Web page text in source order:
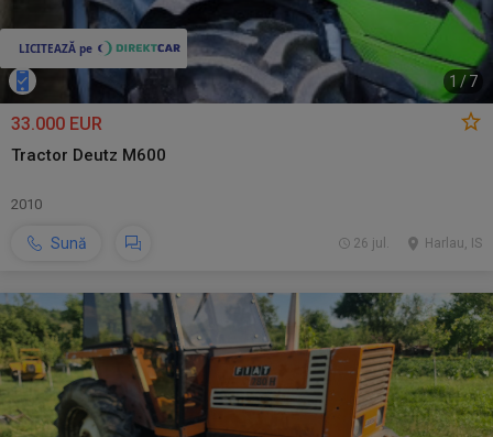
1 /7
33.000 EUR
Tractor Deutz M600
2010
Sună Harlau, IS
26 jul.